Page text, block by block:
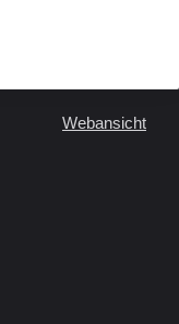
Webansicht